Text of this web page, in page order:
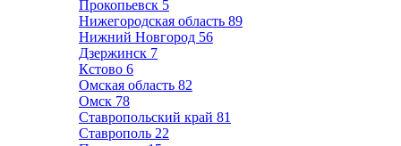
Прокопьевск 5
Нижегородская область 89
Нижний Новгород 56
Дзержинск 7
Кстово 6
Омская область 82
Омск 78
Ставропольский край 81
Ставрополь 22